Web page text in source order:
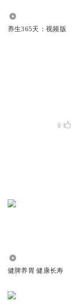
沙发也可以，当然
养生365天：视频版
0
健脾养胃 健康长寿